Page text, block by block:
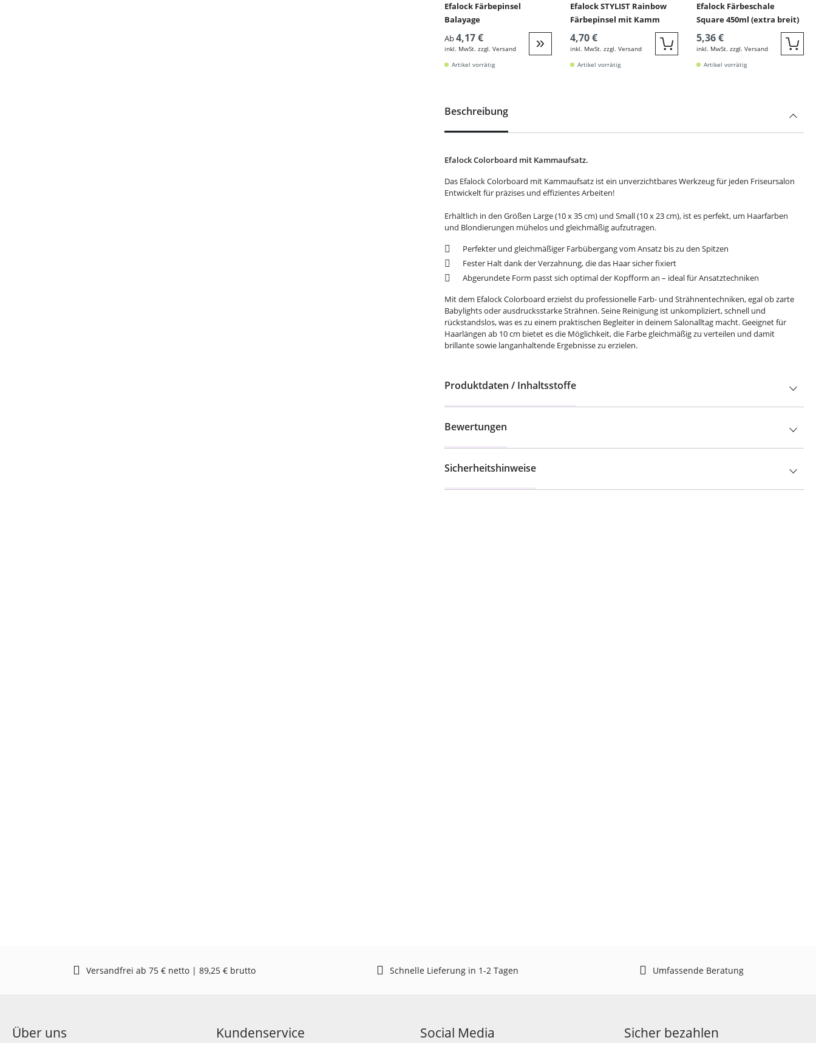
Efalock Färbepinsel
Balayage
Ab4,17 €
inkl. MwSt. zzgl. Versand Weiter zur Detail
Artikel vorrätig
Efalock STYLIST Rainbow
Färbepinsel mit Kamm
4,70 €
inkl. MwSt. zzgl. Versand Quickbuy
Artikel vorrätig
Efalock Färbeschale
Square 450ml (extra breit)
5,36 €
inkl. MwSt. zzgl. Versand
Artikel vorrätig
Beschreibung
Efalock Colorboard mit Kammaufsatz.
Das Efalock Colorboard mit Kammaufsatz ist ein unverzichtbares Werkzeug für jeden Friseursalon
Entwickelt für präzises und effizientes Arbeiten!
Erhältlich in den Größen Large (10 x 35 cm) und Small (10 x 23 cm), ist es perfekt, um Haarfarben
und Blondierungen mühelos und gleichmäßig aufzutragen.
Perfekter und gleichmäßiger Farbübergang vom Ansatz bis zu den Spitzen
Fester Halt dank der Verzahnung, die das Haar sicher fixiert
Abgerundete Form passt sich optimal der Kopfform an – ideal für Ansatztechniken
Mit dem Efalock Colorboard erzielst du professionelle Farb- und Strähnentechniken, egal ob zarte
Babylights oder ausdrucksstarke Strähnen. Seine Reinigung ist unkompliziert, schnell und
rückstandslos, was es zu einem praktischen Begleiter in deinem Salonalltag macht. Geeignet für
Haarlängen ab 10 cm bietet es die Möglichkeit, die Farbe gleichmäßig zu verteilen und damit
brillante sowie langanhaltende Ergebnisse zu erzielen.
Produktdaten / Inhaltsstoffe
Bewertungen
Sicherheitshinweise
Versandfrei ab 75 € netto | 89,25 € brutto Schnelle Lieferung in 1-2 Tagen Umfassende Beratung
Über uns Kundenservice Social Media Sicher bezahlen